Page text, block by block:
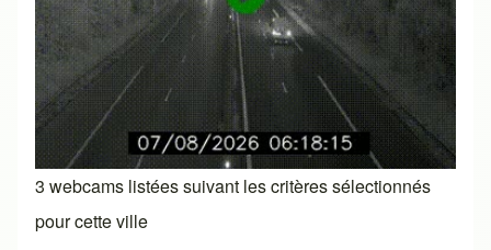
3 webcams listées suivant les critères sélectionnés
pour cette ville